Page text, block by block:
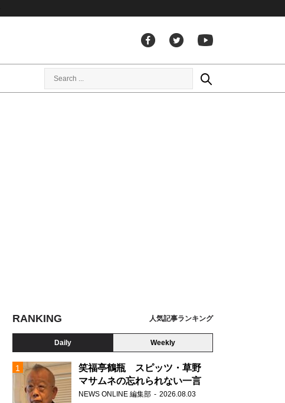
RANKING 人気記事ランキング
Daily Weekly
笑福亭鶴瓶 スピッツ・草野
マサムネの忘れられない一言
NEWS ONLINE 編集部 2026.08.03